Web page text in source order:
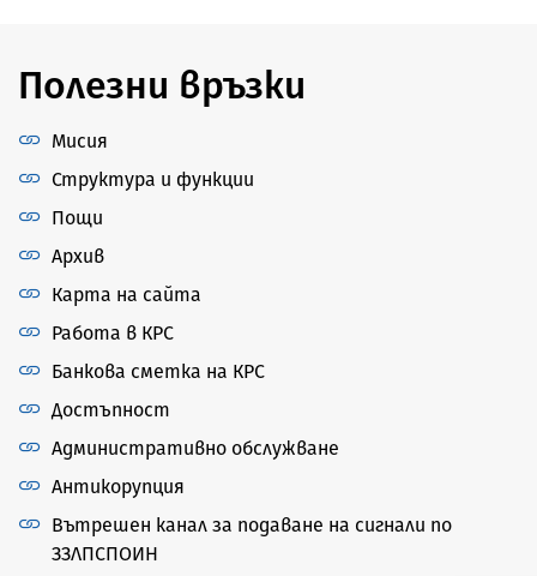
Полезни връзки
Мисия
Структура и функции
Пощи
Архив
Карта на сайта
Работа в КРС
Банкова сметка на КРС
Достъпност
Административно обслужване
Антикорупция
Вътрешен канал за подаване на сигнали по
ЗЗЛПСПОИН